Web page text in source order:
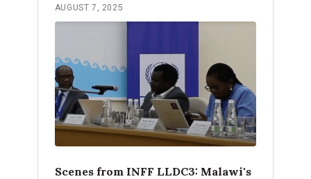
AUGUST 7, 2025
Scenes from INFF LLDC3: Malawi's